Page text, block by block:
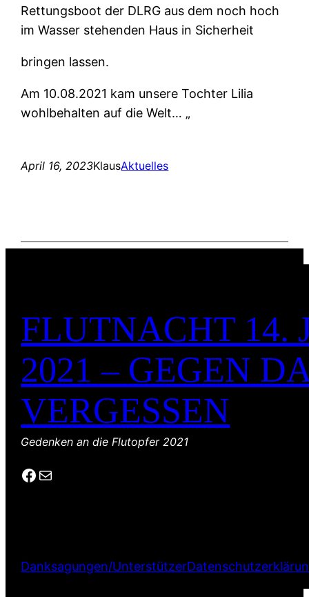
Rettungsboot der DLRG aus dem noch hoch
im Wasser stehenden Haus in Sicherheit
bringen lassen.
Am 10.08.2021 kam unsere Tochter Lilia
wohlbehalten auf die Welt… „
April 16, 2023KlausAktuelles
FLUTNACHT 14.
2021 – GEGEN
VERGESSEN
Gedenken an die Flutopfer 2021
Facebook
E-Mail
Danksagungen/Unterstützer